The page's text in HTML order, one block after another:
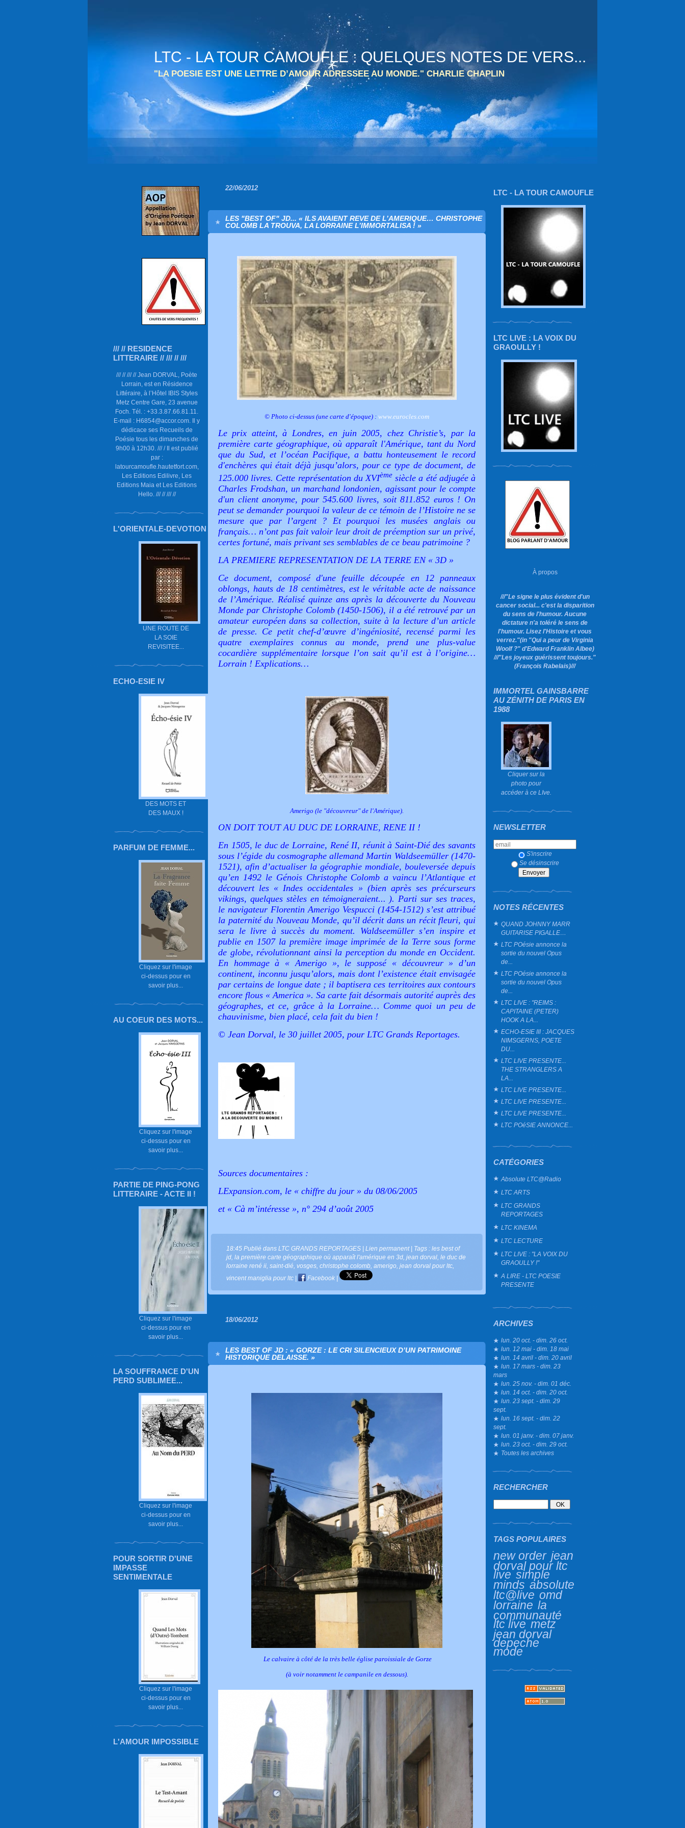
LTC - LA TOUR CAMOUFLE : QUELQUES NOTES DE VERS...
"LA POESIE EST UNE LETTRE D’AMOUR ADRESSEE AU MONDE." CHARLIE CHAPLIN
/// // RESIDENCE
LITTERAIRE // /// // ///
/// // /// // Jean DORVAL, Poète
Lorrain, est en Résidence
Littéraire, à l’Hôtel IBIS Styles
Metz Centre Gare, 23 avenue
Foch. Tél. : +33.3.87.66.81.11.
E-mail : H6854@accor.com. Il y
dédicace ses Recueils de
Poésie tous les dimanches de
9h00 à 12h30. /// / Il est publié
par :
latourcamoufle.hautetfort.com,
Les Editions Edilivre, Les
Editions Maia et Les Editions
Hello. /// // /// //
L'ORIENTALE-DEVOTION
UNE ROUTE DE
LA SOIE
REVISITEE...
ECHO-ESIE IV
DES MOTS ET
DES MAUX !
PARFUM DE FEMME...
Cliquez sur l'image
ci-dessus pour en
savoir plus...
AU COEUR DES MOTS...
Cliquez sur l'image
ci-dessus pour en
savoir plus...
PARTIE DE PING-PONG
LITTERAIRE - ACTE II !
Cliquez sur l'image
ci-dessus pour en
savoir plus...
LA SOUFFRANCE D'UN
PERD SUBLIMEE...
Cliquez sur l'image
ci-dessus pour en
savoir plus...
POUR SORTIR D'UNE
IMPASSE
SENTIMENTALE
Cliquez sur l'image
ci-dessus pour en
savoir plus...
L'AMOUR IMPOSSIBLE
LTC - LA TOUR CAMOUFLE
LTC LIVE : LA VOIX DU
GRAOULLY !
À propos
///"Le signe le plus évident d'un
cancer social... c'est la disparition
du sens de l'humour. Aucune
dictature n'a toléré le sens de
l'humour. Lisez l'Histoire et vous
verrez."(in "Qui a peur de Virginia
Woolf ?"d'Edward Franklin Albee)
///"Les joyeux guérissent toujours."
(François Rabelais)///
IMMORTEL GAINSBARRE
AU ZÉNITH DE PARIS EN
1988
Cliquer sur la
photo pour
accéder à ce LIve.
NEWSLETTER
S'inscrire
Se désinscrire
NOTES RÉCENTES
QUAND JOHNNY MARR
GUITARISE PIGALLE…
LTC POésie annonce la
sortie du nouvel Opus
de...
LTC POésie annonce la
sortie du nouvel Opus
de...
LTC LIVE : "REIMS :
CAPITAINE (PETER)
HOOK A LA...
ECHO-ESIE III : JACQUES
NIMSGERNS, POETE
DU...
LTC LIVE PRESENTE...
THE STRANGLERS A
LA...
LTC LIVE PRESENTE...
LTC LIVE PRESENTE...
LTC LIVE PRESENTE...
LTC POéSIE ANNONCE...
CATÉGORIES
Absolute LTC@Radio
LTC ARTS
LTC GRANDS
REPORTAGES
LTC KINEMA
LTC LECTURE
LTC LIVE : "LA VOIX DU
GRAOULLY !"
A LIRE - LTC POESIE
PRESENTE
ARCHIVES
lun. 20 oct. - dim. 26 oct.
lun. 12 mai - dim. 18 mai
lun. 14 avril - dim. 20 avril
lun. 17 mars - dim. 23
mars
lun. 25 nov. - dim. 01 déc.
lun. 14 oct. - dim. 20 oct.
lun. 23 sept. - dim. 29
sept.
lun. 16 sept. - dim. 22
sept.
lun. 01 janv. - dim. 07 janv.
lun. 23 oct. - dim. 29 oct.
Toutes les archives
RECHERCHER
TAGS POPULAIRES
new order jean
dorval pour ltc
live simple
minds absolute
ltc@live omd
lorraine la
communauté
ltc live metz
jean dorval
depeche
mode
22/06/2012
LES "BEST OF" JD... « ILS AVAIENT REVE DE L’AMERIQUE… CHRISTOPHE
COLOMB LA TROUVA, LA LORRAINE L’IMMORTALISA ! »
© Photo ci-dessus (une carte d'époque) : www.eurocles.com
Le prix atteint, à Londres, en juin 2005, chez Christie’s, par la
première carte géographique, où apparaît l'Amérique, tant du Nord
que du Sud, et l’océan Pacifique, a battu honteusement le record
d'enchères qui était déjà jusqu’alors, pour ce type de document, de
125.000 livres. Cette représentation du XVIème siècle a été adjugée à
Charles Frodshan, un marchand londonien, agissant pour le compte
d'un client anonyme, pour 545.600 livres, soit 811.852 euros ! On
peut se demander pourquoi la valeur de ce témoin de l’Histoire ne se
mesure que par l’argent ? Et pourquoi les musées anglais ou
français… n’ont pas fait valoir leur droit de préemption sur un privé,
certes fortuné, mais privant ses semblables de ce beau patrimoine ?
LA PREMIERE REPRESENTATION DE LA TERRE EN « 3D »
Ce document, composé d'une feuille découpée en 12 panneaux
oblongs, hauts de 18 centimètres, est le véritable acte de naissance
de l’Amérique. Réalisé quinze ans après la découverte du Nouveau
Monde par Christophe Colomb (1450-1506), il a été retrouvé par un
amateur européen dans sa collection, suite à la lecture d’un article
de presse. Ce petit chef-d’œuvre d’ingéniosité, recensé parmi les
quatre exemplaires connus au monde, prend une plus-value
cocardière supplémentaire lorsque l’on sait qu’il est à l’origine…
Lorrain ! Explications…
Amerigo (le "découvreur" de l'Amérique).
ON DOIT TOUT AU DUC DE LORRAINE, RENE II !
En 1505, le duc de Lorraine, René II, réunit à Saint-Dié des savants
sous l’égide du cosmographe allemand Martin Waldseemüller (1470-
1521), afin d’actualiser la géographie mondiale, bouleversée depuis
qu’en 1492 le Génois Christophe Colomb a vaincu l’Atlantique et
découvert les « Indes occidentales » (bien après ses précurseurs
vikings, quelques stèles en témoigneraient... ). Parti sur ses traces,
le navigateur Florentin Amerigo Vespucci (1454-1512) s’est attribué
la paternité du Nouveau Monde, qu’il décrit dans un récit fleuri, qui
sera le livre à succès du moment. Waldseemüller s’en inspire et
publie en 1507 la première image imprimée de la Terre sous forme
de globe, révolutionnant ainsi la perception du monde en Occident.
En hommage à « Amerigo », le supposé « découvreur » d’un
continent, inconnu jusqu’alors, mais dont l’existence était envisagée
par certains de longue date ; il baptisera ces territoires aux contours
encore flous « America ». Sa carte fait désormais autorité auprès des
géographes, et ce, grâce à la Lorraine… Comme quoi un peu de
chauvinisme, bien placé, cela fait du bien !
© Jean Dorval, le 30 juillet 2005, pour LTC Grands Reportages.
Sources documentaires :
LExpansion.com, le « chiffre du jour » du 08/06/2005
et « Cà m’intéresse », n° 294 d’août 2005
18:45 Publié dans LTC GRANDS REPORTAGES | Lien permanent| Tags : les best of
jd la première carte géographique où apparaît l'amérique en 3d jean dorval le duc de
lorraine rené ii saint-dié vosges christophe colomb amerigo jean dorval pour ltc
vincent maniglia pour ltc | Facebook |
18/06/2012
LES BEST OF JD : « GORZE : LE CRI SILENCIEUX D’UN PATRIMOINE
HISTORIQUE DELAISSE. »
Le calvaire à côté de la très belle église paroissiale de Gorze
(à voir notamment le campanile en dessous).